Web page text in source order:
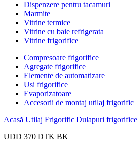
Dispenzere pentru tacamuri
Marmite
Vitrine termice
Vitrine cu baie refrigerata
Vitrine frigorifice
Compresoare frigorifice
Agregate frigorifice
Elemente de automatizare
Usi frigorifice
Evaporizatoare
Accesorii de montaj utilaj frigorific
Acasă Utilaj Frigorific Dulapuri frigorifice
UDD 370 DTK BK